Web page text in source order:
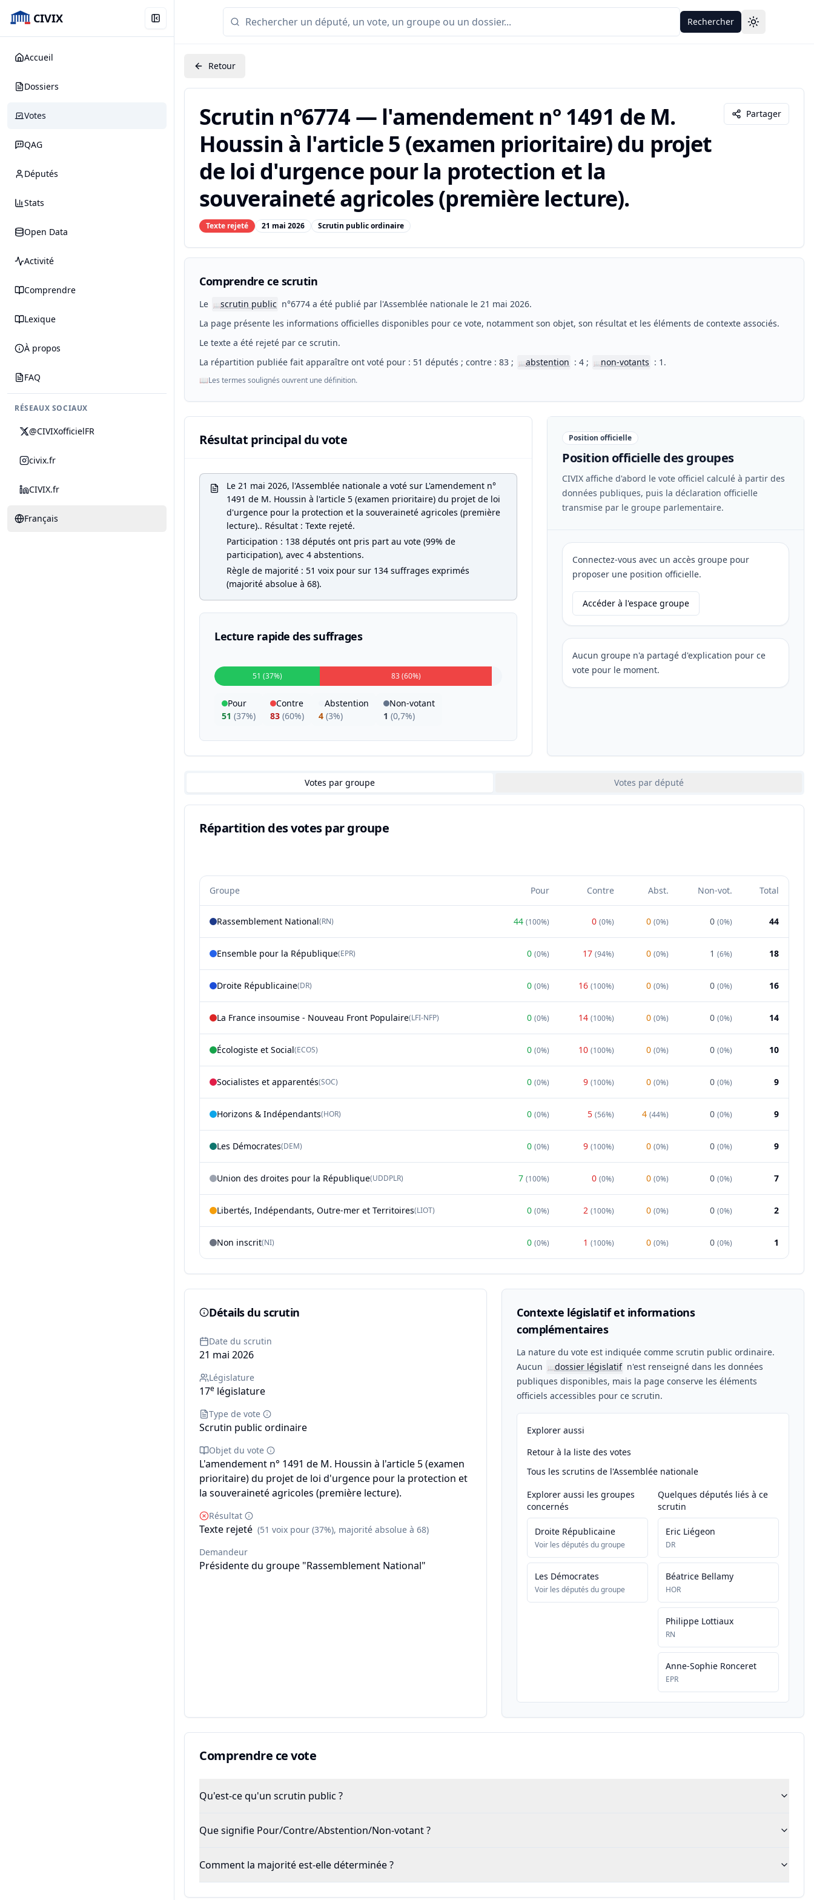
CIVIX
Accueil
Dossiers
Votes
QAG
Députés
Stats
Open Data
Activité
Comprendre
Lexique
À propos
FAQ
RÉSEAUX SOCIAUX
@CIVIXofficielFR
civix.fr
CIVIX.fr
Français
Rechercher Toggle theme
Retour
Scrutin n°6774 — l'amendement n° 1491 de M.
Houssin à l'article 5 (examen prioritaire) du projet
de loi d'urgence pour la protection et la
souveraineté agricoles (première lecture).
Texte rejeté 21 mai 2026 Scrutin public ordinaire
Partager
Comprendre ce scrutin
Le 📖scrutin public n°6774 a été publié par l'Assemblée nationale le 21 mai 2026.
La page présente les informations officielles disponibles pour ce vote, notamment son objet, son résultat et les éléments de contexte associés.
Le texte a été rejeté par ce scrutin.
La répartition publiée fait apparaître ont voté pour : 51 députés ; contre : 83 ;
📖abstention : 4 ; 📖non-votants : 1.
📖Les termes soulignés ouvrent une définition.
Résultat principal du vote
Le 21 mai 2026, l'Assemblée nationale a voté sur L'amendement n°
1491 de M. Houssin à l'article 5 (examen prioritaire) du projet de loi
d'urgence pour la protection et la souveraineté agricoles (première
lecture).. Résultat : Texte rejeté.
Participation : 138 députés ont pris part au vote (99% de
participation), avec 4 abstentions.
Règle de majorité : 51 voix pour sur 134 suffrages exprimés
(majorité absolue à 68).
Lecture rapide des suffrages
51 (37%) 83 (60%)
Pour
51 (37%)
Contre
83 (60%)
Abstention
4 (3%)
Non-votant
1 (0,7%)
Position officielle
Position officielle des groupes
CIVIX affiche d'abord le vote officiel calculé à partir des
données publiques, puis la déclaration officielle
transmise par le groupe parlementaire.
Connectez-vous avec un accès groupe pour
proposer une position officielle.
Accéder à l'espace groupe
Aucun groupe n'a partagé d'explication pour ce
vote pour le moment.
Votes par groupe Votes par député
Répartition des votes par groupe
Groupe Pour Contre Abst. Non-vot. Total
Rassemblement National(RN) 44 (100%) 0 (0%) 0 (0%) 0 (0%) 44
Ensemble pour la République(EPR) 0 (0%) 17 (94%) 0 (0%) 1 (6%) 18
Droite Républicaine(DR) 0 (0%) 16 (100%) 0 (0%) 0 (0%) 16
La France insoumise - Nouveau Front Populaire(LFI-NFP) 0 (0%) 14 (100%) 0 (0%) 0 (0%) 14
Écologiste et Social(ECOS) 0 (0%) 10 (100%) 0 (0%) 0 (0%) 10
Socialistes et apparentés(SOC) 0 (0%) 9 (100%) 0 (0%) 0 (0%) 9
Horizons & Indépendants(HOR) 0 (0%) 5 (56%) 4 (44%) 0 (0%) 9
Les Démocrates(DEM) 0 (0%) 9 (100%) 0 (0%) 0 (0%) 9
Union des droites pour la République(UDDPLR) 7 (100%) 0 (0%) 0 (0%) 0 (0%) 7
Libertés, Indépendants, Outre-mer et Territoires(LIOT) 0 (0%) 2 (100%) 0 (0%) 0 (0%) 2
Non inscrit(NI) 0 (0%) 1 (100%) 0 (0%) 0 (0%) 1
Détails du scrutin
Date du scrutin
21 mai 2026
Législature
17e législature
Type de vote
Scrutin public ordinaire
Objet du vote
L'amendement n° 1491 de M. Houssin à l'article 5 (examen
prioritaire) du projet de loi d'urgence pour la protection et
la souveraineté agricoles (première lecture).
Résultat
Texte rejeté (51 voix pour (37%), majorité absolue à 68)
Demandeur
Présidente du groupe "Rassemblement National"
Contexte législatif et informations
complémentaires
La nature du vote est indiquée comme scrutin public ordinaire.
Aucun
📖dossier législatif n'est renseigné dans les données
publiques disponibles, mais la page conserve les éléments
officiels accessibles pour ce scrutin.
Explorer aussi
Retour à la liste des votes
Tous les scrutins de l'Assemblée nationale
Explorer aussi les groupes
concernés
Droite Républicaine
Voir les députés du groupe
Les Démocrates
Voir les députés du groupe
Quelques députés liés à ce
scrutin
Eric Liégeon
DR
Béatrice Bellamy
HOR
Philippe Lottiaux
RN
Anne-Sophie Ronceret
EPR
Comprendre ce vote
Qu'est-ce qu'un scrutin public ?
Que signifie Pour/Contre/Abstention/Non-votant ?
Comment la majorité est-elle déterminée ?